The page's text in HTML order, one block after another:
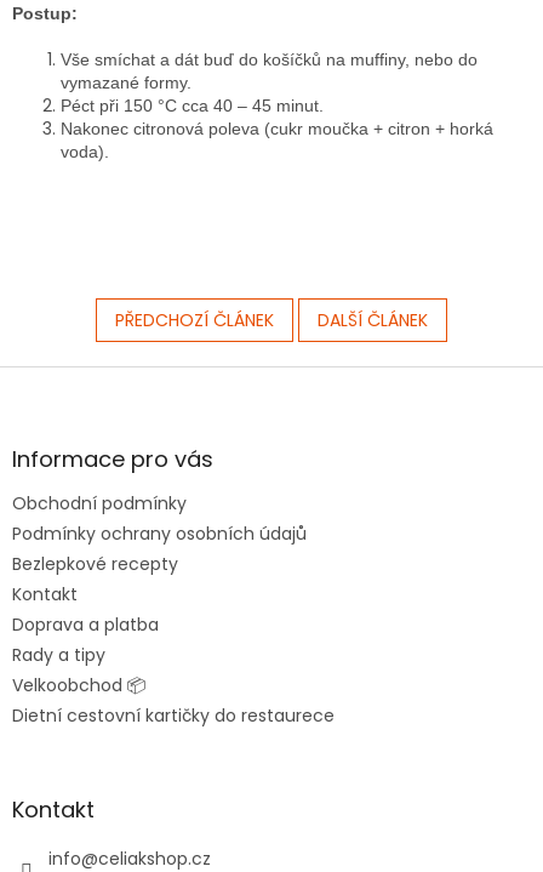
Postup:
Vše smíchat a dát buď do košíčků na muffiny, nebo do
vymazané formy.
Péct při 150 °C cca 40 – 45 minut.
Nakonec citronová poleva (cukr moučka + citron + horká
voda).
PŘEDCHOZÍ ČLÁNEK DALŠÍ ČLÁNEK
Z
aInformace pro vás
Obchodní podmínky
Podmínky ochrany osobních údajů
Bezlepkové recepty
Kontakt
Doprava a platba
Rady a tipy
Velkoobchod 📦
Dietní cestovní kartičky do restaurece
Kontakt
info@celiakshop.cz